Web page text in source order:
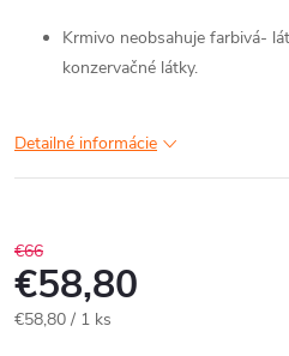
Krmivo neobsahuje farbivá-
konzervačné látky.
Detailné informácie
€66
€58,80
Jednotková
€58,80 / 1 ks